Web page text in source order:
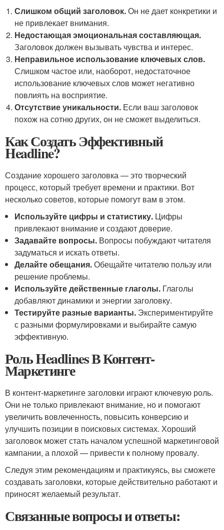
Слишком общий заголовок.Он не дает конкретики и
не привлекает внимания.
Недостающая эмоциональная составляющая.
Заголовок должен вызывать чувства и интерес.
Неправильное использование ключевых слов.
Слишком частое или, наоборот, недостаточное
использование ключевых слов может негативно
повлиять на восприятие.
Отсутствие уникальности. Если ваш заголовок
похож на сотню других, он не сможет выделиться.
Как Создать Эффективный
Headline?
Создание хорошего заголовка — это творческий
процесс, который требует времени и практики. Вот
несколько советов, которые помогут вам в этом.
Используйте цифры и статистику. Цифры
привлекают внимание и создают доверие.
Задавайте вопросы. Вопросы побуждают читателя
задуматься и искать ответы.
Делайте обещания.Обещайте читателю пользу или
решение проблемы.
Используйте действенные глаголы. Глаголы
добавляют динамики и энергии заголовку.
Тестируйте разные варианты. Экспериментируйте
с разными формулировками и выбирайте самую
эффективную.
Роль Headlines В Контент-
Маркетинге
В контент-маркетинге заголовки играют ключевую роль.
Они не только привлекают внимание, но и помогают
увеличить вовлеченность, повысить конверсию и
улучшить позиции в поисковых системах. Хороший
заголовок может стать началом успешной маркетинговой
кампании, а плохой — привести к полному провалу.
Следуя этим рекомендациям и практикуясь, вы сможете
создавать заголовки, которые действительно работают и
приносят желаемый результат.
Связанные вопросы и ответы: